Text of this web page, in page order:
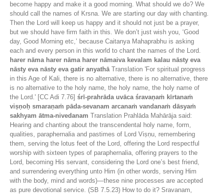
become happy and make it a good morning. What should we do? We
should call the names of Krsna. We are starting our day with chanting.
Then the Lord will keep us happy and it should not just be a prayer,
but we should have firm faith in this. We don’t just wish you, ‘Good
day, Good Morning etc,’ because Caitanya Mahaprabhu is asking
each and every person in this world to chant the names of the Lord.
harer nāma harer nāma harer nāmaiva kevalam kalau nāsty eva
nāsty eva nāsty eva gatir anyathā Translation 'For spiritual progress
in this Age of Kali, there is no alternative, there is no alternative, there
is no alternative to the holy name, the holy name, the holy name of
the Lord.' [CC Adi 7.76] śrī-prahrāda uvāca śravaṇaṁ kīrtanaṁ
viṣṇoḥ smaraṇaṁ pāda-sevanam arcanaṁ vandanaṁ dāsyaṁ
sakhyam ātma-nivedanam Translation ‌Prahlāda Mahārāja said:
Hearing and chanting about the transcendental holy name, form,
qualities, paraphernalia and pastimes of Lord Viṣṇu, remembering
them, serving the lotus feet of the Lord, offering the Lord respectful
worship with sixteen types of paraphernalia, offering prayers to the
Lord, becoming His servant, considering the Lord one’s best friend,
and surrendering everything unto Him (in other words, serving Him
with the body, mind and words)—these nine processes are accepted
as pure devotional service. (SB 7.5.23) How to do it? Sravanam,